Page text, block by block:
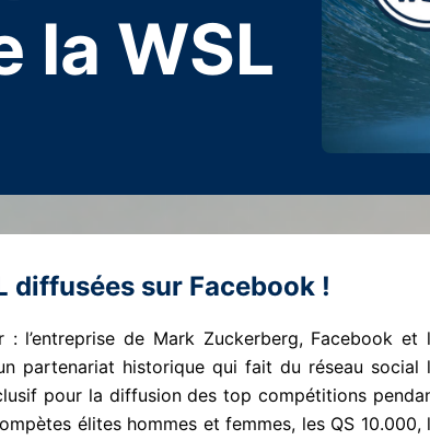
la WSL
diffusées sur Facebook !
l’entreprise de Mark Zuckerberg, Facebook et
partenariat historique qui fait du réseau social
pour la diffusion des top compétitions
élites hommes et femmes, les QS 10.000,